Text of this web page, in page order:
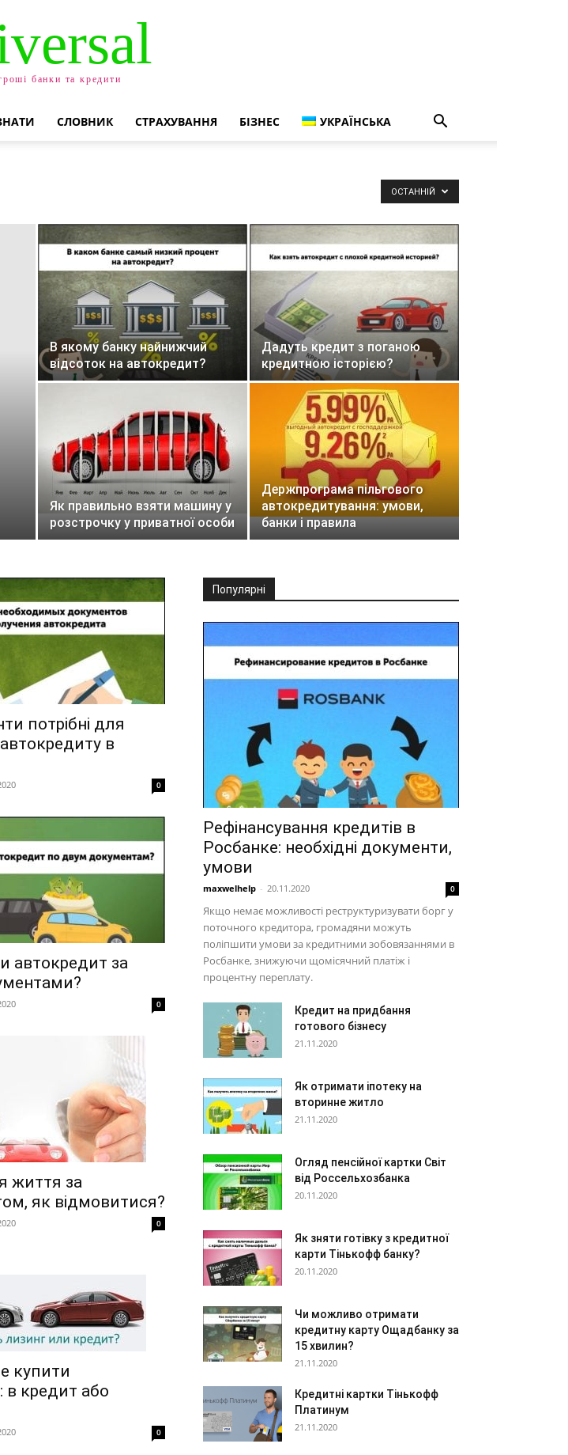
банки та кредити
СЛОВНИК СТРАХУВАННЯ БІЗНЕС УКРАЇНСЬКА
ОСТАННІЙ
В якому банку найнижчий
відсоток на автокредит?
Дадуть кредит з поганою
кредитною історією?
Як правильно взяти машину у
розстрочку у приватної особи
Держпрограма пільгового
автокредитування: умови,
банки і правила
потрібні для
в
0
автокредит за
0
життя за
як відмовитися?
0
купити
в кредит або
0
Популярні
Рефінансування кредитів в
Росбанке: необхідні документи,
умови
maxwelhelp - 20.11.2020 0
Якщо немає можливості реструктуризувати борг у
поточного кредитора, громадяни можуть
поліпшити умови за кредитними зобовязаннями в
Росбанке, знижуючи щомісячний платіж і
процентну переплату.
Кредит на придбання
готового бізнесу
21.11.2020
Як отримати іпотеку на
вторинне житло
21.11.2020
Огляд пенсійної картки Світ
від Россельхозбанка
20.11.2020
Як зняти готівку з кредитної
карти Тінькофф банку?
20.11.2020
Чи можливо отримати
кредитну карту Ощадбанку за
15 хвилин?
21.11.2020
Кредитні картки Тінькофф
Платинум
21.11.2020